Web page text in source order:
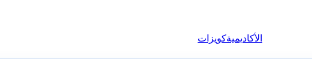
الأكاديميةكويزات